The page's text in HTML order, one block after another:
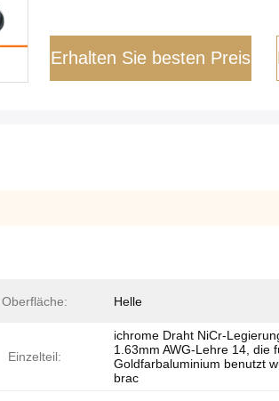
Erhalten Sie besten Preis
Oberfläche: Helle
Einzelteil:
ichrome Draht NiCr-
1.63mm AWG-Lehre 14, die
Goldfarbaluminium benutzt
brac